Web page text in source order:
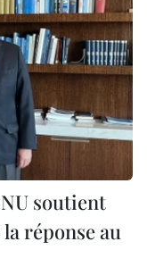
soutient
réponse au